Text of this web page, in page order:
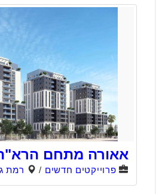
אאורה מתחם
פרוייקטים חדשים / רמת